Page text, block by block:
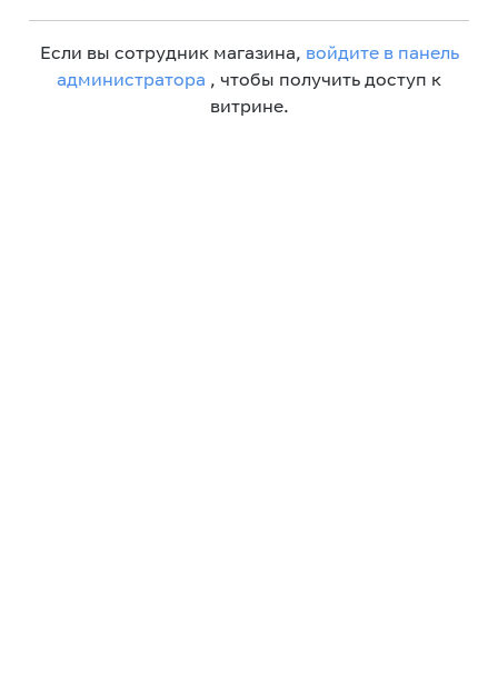
Если вы сотрудник магазина, войдите в панель
администратора , чтобы получить доступ к
витрине.